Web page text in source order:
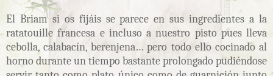
El Briam si os fijáis se parece en sus ingredientes a la
ratatouille francesa e incluso a nuestro pisto pues lleva
cebolla, calabacín, berenjena… pero todo ello cocinado al
horno durante un tiempo bastante prolongado pudiéndose